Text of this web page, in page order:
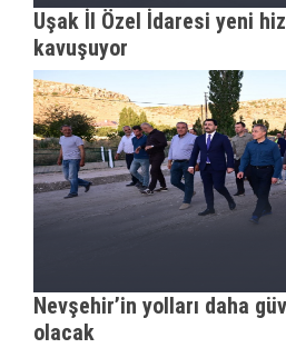
Uşak İl Özel İdaresi yeni
kavuşuyor
Nevşehir’in yolları daha
olacak